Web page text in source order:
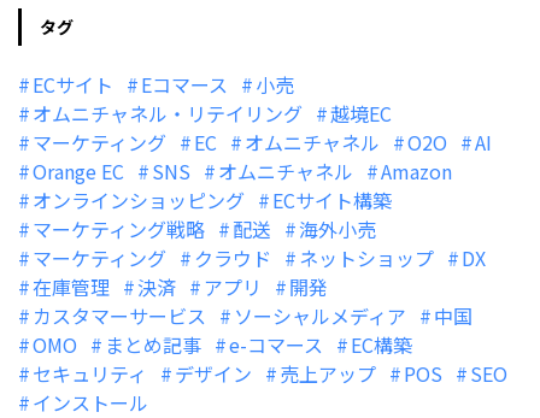
タグ
ECサイト Eコマース
小売
オムニチャネル・リテイリング
越境EC
マーケティング
EC オムニチャネル O2O
AI
Orange EC
SNS オムニチャネル
Amazon
オンラインショッピング
ECサイト構築
マーケティング戦略
配送
海外小売
マーケティング
クラウド ネットショップ
DX
在庫管理
決済 アプリ
開発
カスタマーサービス
ソーシャルメディア
中国
OMO
まとめ記事 e-コマース
EC構築
セキュリティ
デザイン 売上アップ POS
SEO
インストール